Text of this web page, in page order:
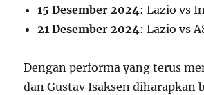
15 Desember 2024: Lazio vs
21 Desember 2024: Lazio vs
Dengan performa yang terus
dan Gustav Isaksen diharapkan